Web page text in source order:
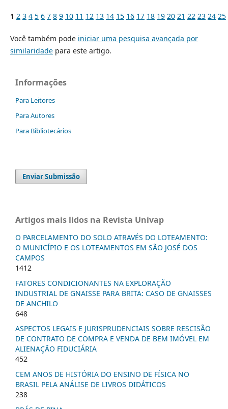
1 2 3 4 5 6 7 8 9 10 11 12 13 14 15 16 17 18 19 20 21 22 23 24 25
Você também pode iniciar uma pesquisa avançada por
similaridadepara este artigo.
Informações
Para Leitores
Para Autores
Para Bibliotecários
Enviar Submissão
Artigos mais lidos na Revista Univap
O PARCELAMENTO DO SOLO ATRAVÉS DO LOTEAMENTO:
O MUNICÍPIO E OS LOTEAMENTOS EM SÃO JOSÉ DOS
CAMPOS
1412
FATORES CONDICIONANTES NA EXPLORAÇÃO
INDUSTRIAL DE GNAISSE PARA BRITA: CASO DE GNAISSES
DE ANCHILO
648
ASPECTOS LEGAIS E JURISPRUDENCIAIS SOBRE RESCISÃO
DE CONTRATO DE COMPRA E VENDA DE BEM IMÓVEL EM
ALIENAÇÃO FIDUCIÁRIA
452
CEM ANOS DE HISTÓRIA DO ENSINO DE FÍSICA NO
BRASIL PELA ANÁLISE DE LIVROS DIDÁTICOS
238